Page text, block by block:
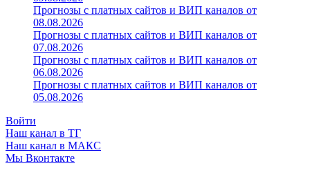
Прогнозы с платных сайтов и ВИП каналов от
08.08.2026
Прогнозы с платных сайтов и ВИП каналов от
07.08.2026
Прогнозы с платных сайтов и ВИП каналов от
06.08.2026
Прогнозы с платных сайтов и ВИП каналов от
05.08.2026
Войти
Наш канал в ТГ
Наш канал в МАКС
Мы Вконтакте